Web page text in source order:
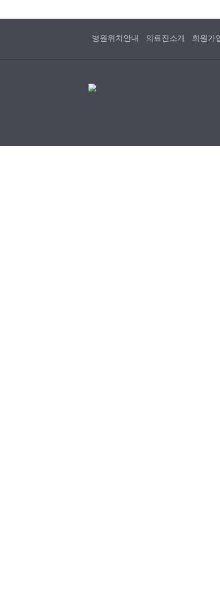
병원위치안내 의료진소개 회원가